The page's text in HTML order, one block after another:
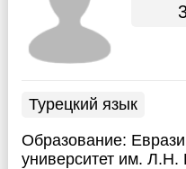
Турецкий язык
Образование:
университет им. Л.Н.